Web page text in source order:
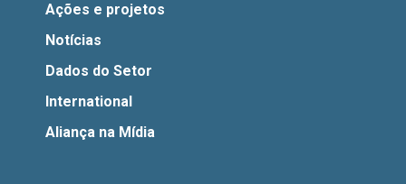
Ações e projetos
Notícias
Dados do Setor
International
Aliança na Mídia